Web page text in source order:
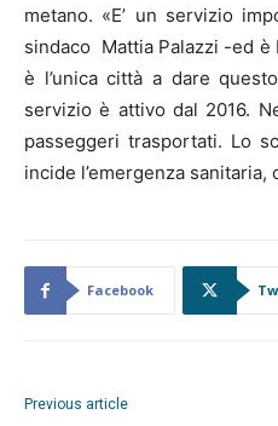
metano. «E’ un servizio
sindaco Mattia Palazzi -ed
è l’unica città a dare
servizio è attivo dal 2016.
passeggeri trasportati. Lo
incide l’emergenza
Facebook
Previous article